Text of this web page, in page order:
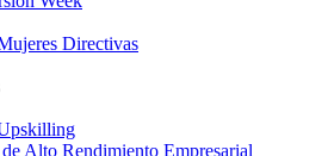
Directivas
Alto Rendimiento Empresarial